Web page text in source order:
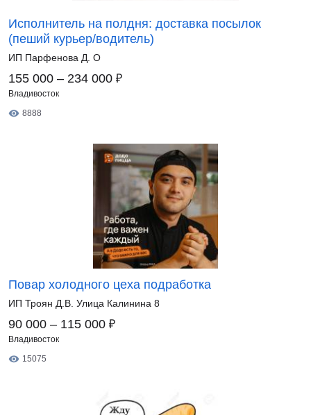
Исполнитель на полдня: доставка посылок
(пеший курьер/водитель)
ИП Парфенова Д. О
155 000 – 234 000 ₽
Владивосток
8888
Повар холодного цеха подработка
ИП Троян Д.В. Улица Калинина 8
90 000 – 115 000 ₽
Владивосток
15075